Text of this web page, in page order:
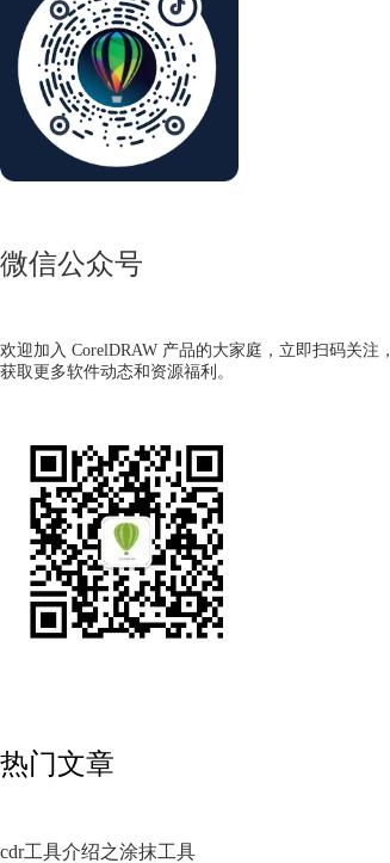
微信公众号
欢迎加入 CorelDRAW 产品的大家庭，立即扫码关注，
获取更多软件动态和资源福利。
热门文章
cdr工具介绍之涂抹工具